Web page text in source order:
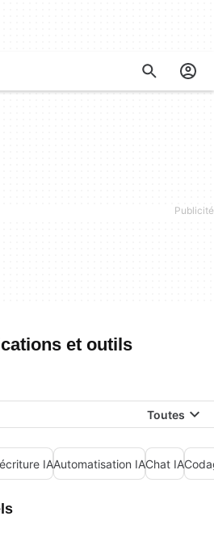
et outils
Toutes
IAAutomatisation IAChat IA